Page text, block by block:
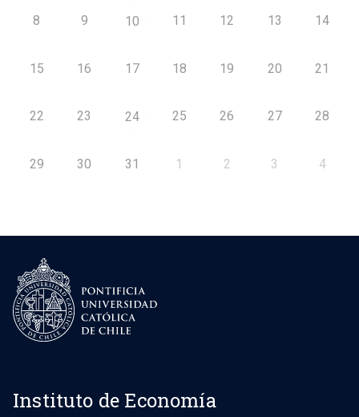
8 9 10 11 12 13 14
15 16 17 18 19 20 21
22 23 24 25 26 27 28
29 30 31 1 2 3 4
Instituto de Economía